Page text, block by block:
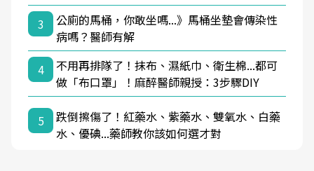
3
公廁的馬桶，你敢坐嗎...》馬桶坐墊會傳染性
病嗎？醫師有解
4
不用再排隊了！抹布、濕紙巾、衛生棉...都可
做「布口罩」！麻醉醫師親授：3步驟DIY
5
跌倒擦傷了！紅藥水、紫藥水、雙氧水、白藥
水、優碘...藥師教你該如何選才對